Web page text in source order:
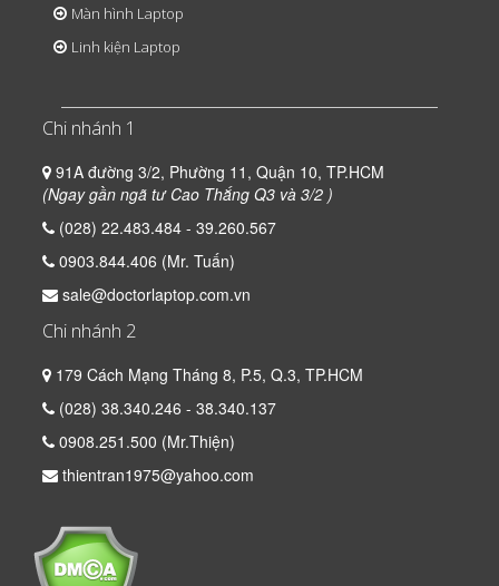
Màn hình Laptop
Linh kiện Laptop
Chi nhánh 1
91A đường 3/2, Phường 11, Quận 10, TP.HCM
(Ngay gần ngã tư Cao Thắng Q3 và 3/2 )
(028) 22.483.484 - 39.260.567
0903.844.406 (Mr. Tuấn)
sale@doctorlaptop.com.vn
Chi nhánh 2
179 Cách Mạng Tháng 8, P.5, Q.3, TP.HCM
(028) 38.340.246 - 38.340.137
0908.251.500 (Mr.Thiện)
thientran1975@yahoo.com